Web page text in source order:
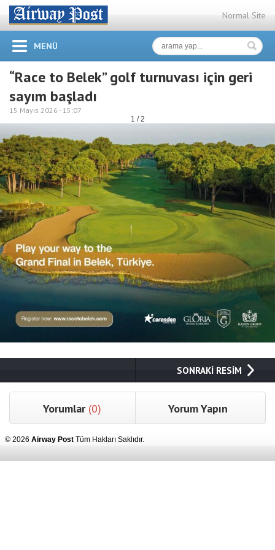
Normal Site
MENÜ
“Race to Belek” golf turnuvası için geri
sayım başladı
15 Mayıs 2026 - 15:07
1 / 2
SONRAKİ RESİM
Yorumlar (0) Yorum Yapın
© 2026 Airway Post Tüm Hakları Saklıdır.